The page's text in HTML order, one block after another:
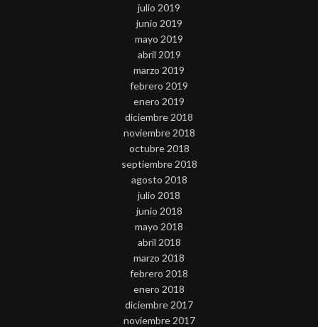
julio 2019
junio 2019
mayo 2019
abril 2019
marzo 2019
febrero 2019
enero 2019
diciembre 2018
noviembre 2018
octubre 2018
septiembre 2018
agosto 2018
julio 2018
junio 2018
mayo 2018
abril 2018
marzo 2018
febrero 2018
enero 2018
diciembre 2017
noviembre 2017